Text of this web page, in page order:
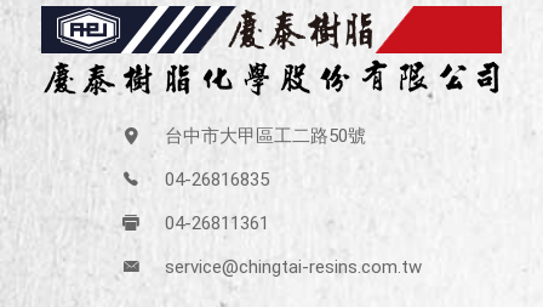
台中市大甲區工二路50號
04-26816835
04-26811361
service@chingtai-resins.com.tw